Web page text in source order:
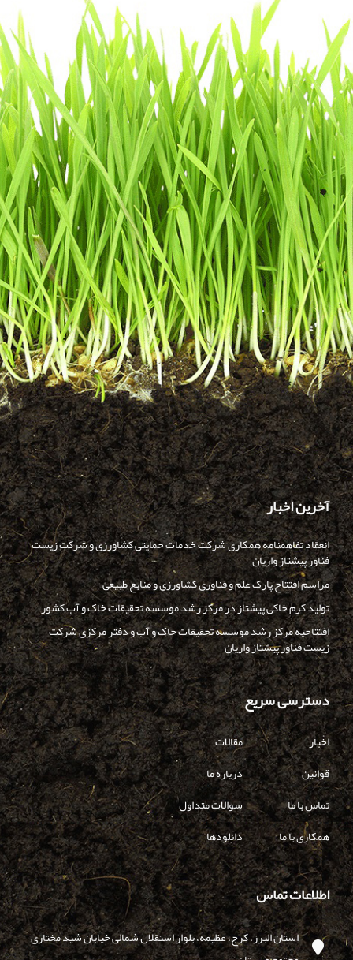
آخرین اخبار
انعقاد تفاهمنامه همکاری شرکت خدمات حمایتی کشاورزی و شرکت زیست
فناور پیشتاز واریان
مراسم افتتاح پارک علم و فناوری کشاورزی و منابع طبیعی
تولید کرم خاکی پیشتاز در مرکز رشد موسسه تحقیقات خاک و آب کشور
افتتاحیه مرکز رشد موسسه تحقیقات خاک و آب و دفتر مرکزی شرکت
زیست فناور پیشتاز واریان
دسترسی سریع
اخبار
مقالات
قوانین
دریاره ما
تماس با ما
سوالات متداول
همکاری با ما
دانلودها
اطلاعات تماس
استان البرز، کرج، عظیمه، بلوار استقلال شمالی خیابان شید مختاری